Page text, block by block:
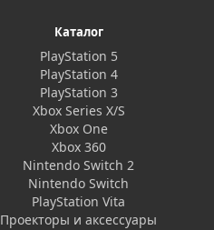
Каталог
PlayStation 5
PlayStation 4
PlayStation 3
Xbox Series X/S
Xbox One
Xbox 360
Nintendo Switch 2
Nintendo Switch
PlayStation Vita
Проекторы и аксессуары